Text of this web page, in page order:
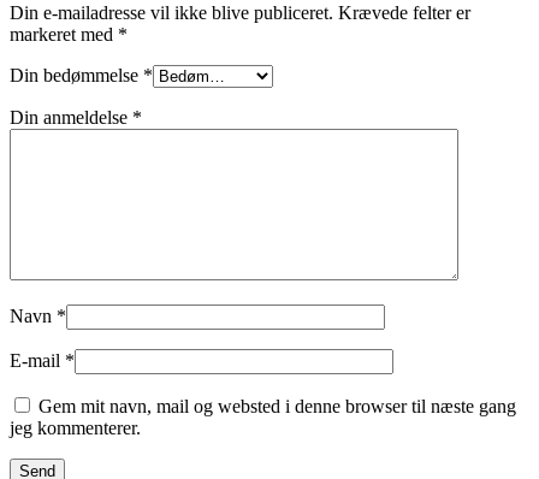
Din e-mailadresse vil ikke blive publiceret. Krævede felter er
markeret med *
Din bedømmelse *
Din anmeldelse *
Navn *
E-mail *
Gem mit navn, mail og websted i denne browser til næste gang
jeg kommenterer.